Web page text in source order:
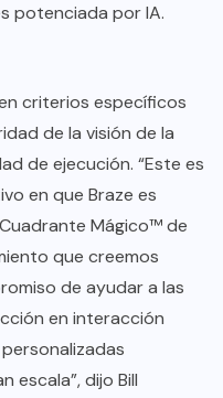
potenciada por IA.
criterios específicos
de la visión de la
de ejecución. “Este es
en que Braze es
Mágico™ de
que creemos
de ayudar a las
en interacción
escala”, dijo Bill